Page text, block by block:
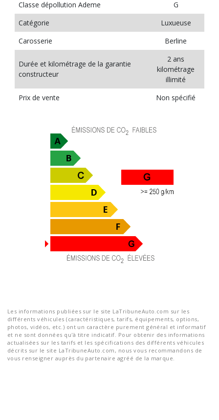
Classe dépollution Ademe
G
Catégorie
Luxueuse
Carosserie
Berline
Durée et kilométrage de la garantie
constructeur
2 ans
kilométrage
illimité
Prix de vente
Non spécifié
Les informations publiées sur le site LaTribuneAuto.com sur les
différents véhicules (caractéristiques, tarifs, équipements, options,
photos, vidéos, etc.) ont un caractère purement général et informatif
et ne sont données qu'à titre indicatif. Pour obtenir des informations
actualisées sur les tarifs et les spécifications des différents véhicules
décrits sur le site LaTribuneAuto.com, nous vous recommandons de
vous renseigner auprès du partenaire agréé de la marque.